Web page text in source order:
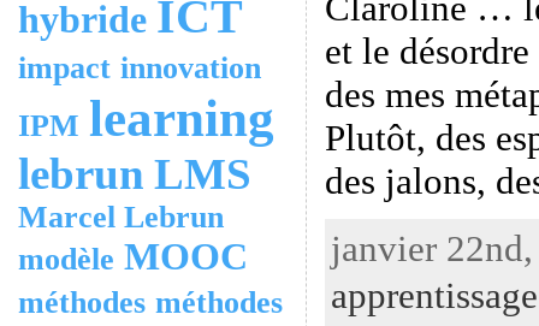
hybride ICT
impact innovation
IPM learning
lebrun LMS
Marcel Lebrun
modèle MOOC
méthodes méthodes
et le
des mes
Plutôt, des
des jalons,
janvier
apprentissage